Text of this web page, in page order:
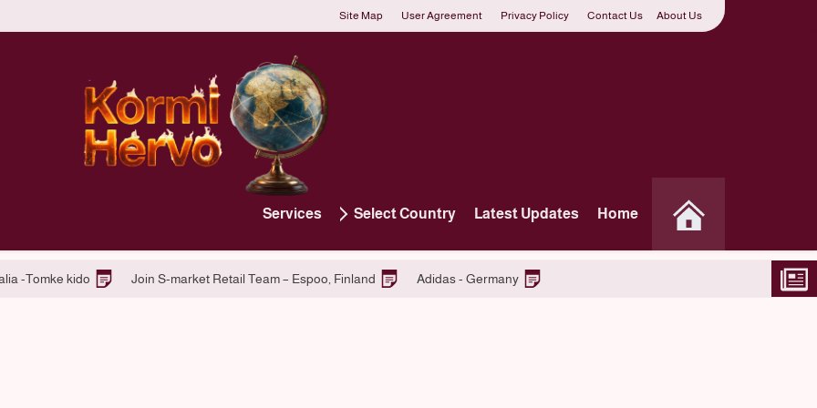
About Us
Contact Us
Privacy Policy
User Agreement
Site Map
Home
Latest Updates
Select Country
Services
Join S-market Retail Team – Espoo, Finland
at Macquarie Centre, Australia -Tomke kido